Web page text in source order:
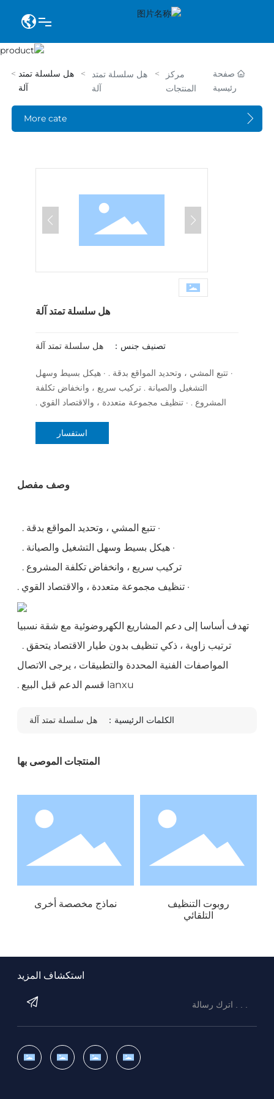

صفحة
رئيسية
مركز
المنتجات
هل سلسلة تمتد
آلة
هل سلسلة تمتد
آلة
More cate
هل سلسلة تمتد آلة
تصنيف جنس： هل سلسلة تمتد آلة
· تتبع المشي ، وتحديد المواقع بدقة . · هيكل بسيط وسهل
التشغيل والصيانة . تركيب سريع ، وانخفاض تكلفة
المشروع . · تنظيف مجموعة متعددة ، والاقتصاد القوي .
استفسار
وصف مفصل
· تتبع المشي ، وتحديد المواقع بدقة .
· هيكل بسيط وسهل التشغيل والصيانة .
تركيب سريع ، وانخفاض تكلفة المشروع .
· تنظيف مجموعة متعددة ، والاقتصاد القوي .
تهدف أساسا إلى دعم المشاريع الكهروضوئية مع شقة نسبيا
ترتيب زاوية ، ذكي تنظيف بدون طيار الاقتصاد يتحقق .
المواصفات الفنية المحددة والتطبيقات ، يرجى الاتصال
lanxu قسم الدعم قبل البيع .
الكلمات الرئيسية： هل سلسلة تمتد آلة
المنتجات الموصى بها
روبوت التنظيف
التلقائي
نماذج مخصصة أخرى
استكشاف المزيد
